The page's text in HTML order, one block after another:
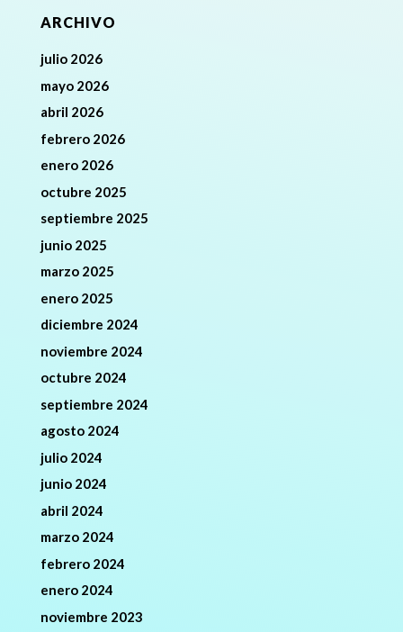
ARCHIVO
julio 2026
mayo 2026
abril 2026
febrero 2026
enero 2026
octubre 2025
septiembre 2025
junio 2025
marzo 2025
enero 2025
diciembre 2024
noviembre 2024
octubre 2024
septiembre 2024
agosto 2024
julio 2024
junio 2024
abril 2024
marzo 2024
febrero 2024
enero 2024
noviembre 2023